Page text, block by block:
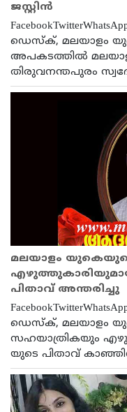
ജസ്റ്റിന്‍
ഡെസ്ക്, മലയാളം
അപകടത്തിൽ
തിരുവനന്തപുരം
മലയാളം
പിതാവ് അന്തരിച്ചു
ഡെസ്ക്, മലയാളം
സഹയാത്രികയും
യുടെ പിതാവ്